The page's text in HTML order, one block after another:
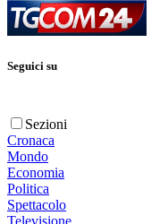
Seguici su
Sezioni
Cronaca
Mondo
Economia
Politica
Spettacolo
Televisione